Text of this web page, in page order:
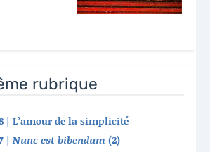
rubrique
| L’amour de la simplicité
| Nunc est bibendum (2)